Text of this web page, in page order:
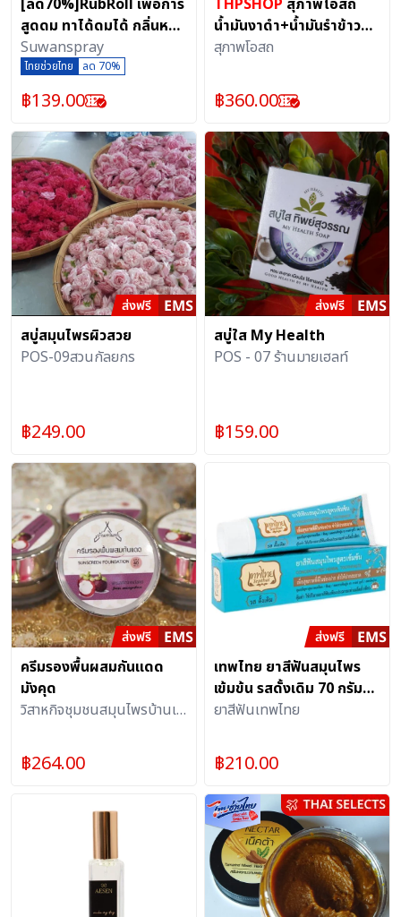
[ลด70%]RubRoll เพื่อการ
สูดดม ทาได้ดมได้ กลิ่นหอม
สดชื่น และช่วยผ่อนคลาย
จากแบรนด์Suwan พกพา
ง่าย
Suwanspray
ไทยช่วยไทย ลด 70%
฿139.00
THPSHOP สุภาพโอสถ
น้ำมันงาดำ+น้ำมันรำข้าว
(60 แคป)
สุภาพโอสถ
฿360.00
สบู่สมุนไพรผิวสวย
POS-09สวนกัลยกร
฿249.00
สบู่ใส My Health
POS - 07 ร้านมายเฮลท์
฿159.00
ครีมรองพื้นผสมกันแดด
มังคุด
วิสาหกิจชุมชนสมุนไพรบ้านเท
฿264.00
เทพไทย ยาสีฟันสมุนไพร
เข้มข้น รสดั้งเดิม 70 กรัม
(2หลอด) ดูแลสุขภาพ
สะอาดสดชื่น
ยาสีฟันเทพไทย
฿210.00